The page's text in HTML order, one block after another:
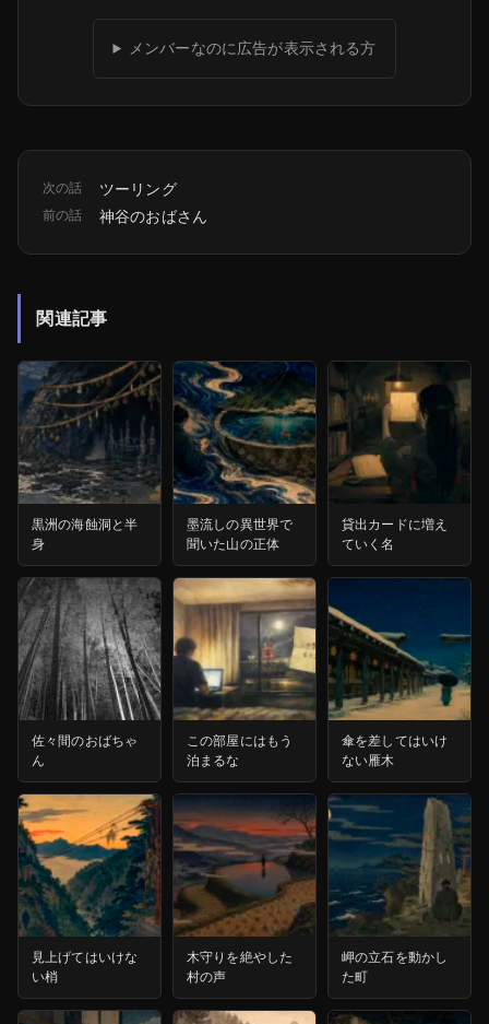
メンバーなのに広告が表示される方
次の話 ツーリング
前の話 神谷のおばさん
関連記事
黒洲の海蝕洞と半
身
墨流しの異世界で
聞いた山の正体
貸出カードに増え
ていく名
佐々間のおばちゃ
ん
この部屋にはもう
泊まるな
傘を差してはいけ
ない雁木
見上げてはいけな
い梢
木守りを絶やした
村の声
岬の立石を動かし
た町